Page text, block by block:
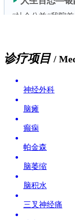
诊疗项目 /
神经外科
脑瘫
癫痫
帕金森
脑萎缩
脑积水
三叉神经痛